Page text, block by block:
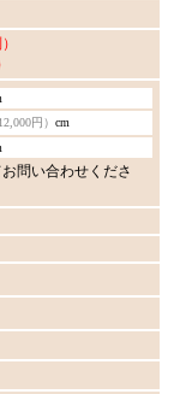
円） cm
問い合わせくださ